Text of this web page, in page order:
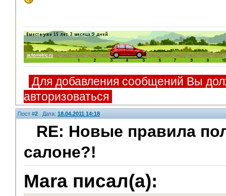
Для добавления сообщений Вы
авторизоваться
Пост #2 Дата: 18.04.2011 14:18
RE: Новые правила
салоне?!
Mara писал(а):